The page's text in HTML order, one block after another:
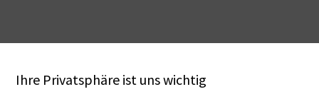
Ihre Privatsphäre ist uns wichtig